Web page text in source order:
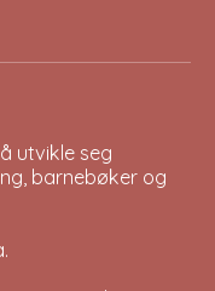
utvikle seg
barnebøker og
.